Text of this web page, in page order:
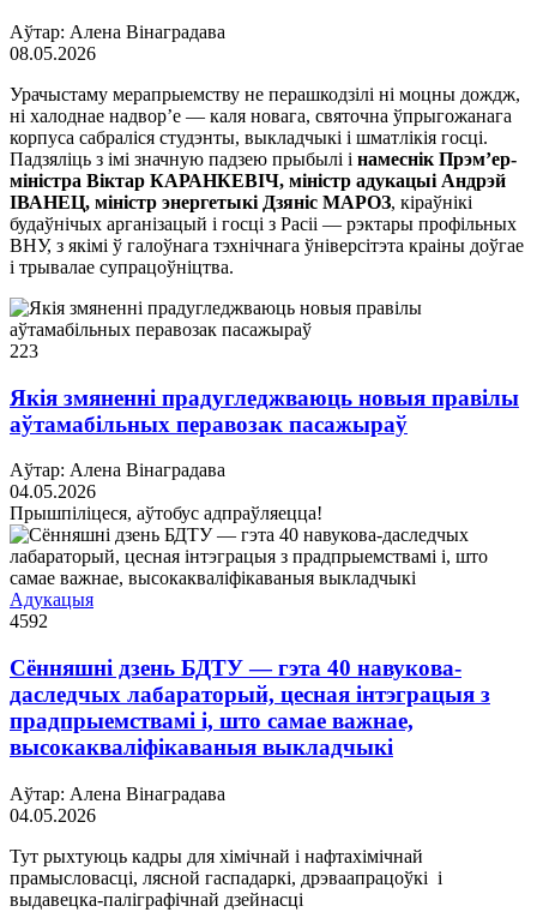
Аўтар: Алена Вінаградава
08.05.2026
Урачыстаму мерапрыемству не перашкодзілі ні моцны дождж,
ні халоднае надвор’е — каля новага, святочна ўпрыгожанага
корпуса сабраліся студэнты, выкладчыкі і шматлікія госці.
Падзяліць з імі значную падзею прыбылі і намеснік Прэм’ер-
міністра Віктар КАРАНКЕВІЧ, міністр адукацыі Андрэй
ІВАНЕЦ, міністр энергетыкі Дзяніс МАРОЗ, кіраўнікі
будаўнічых арганізацый і госці з Расіі — рэктары профільных
ВНУ, з якімі ў галоўнага тэхнічнага ўніверсітэта краіны доўгае
і трывалае супрацоўніцтва.
223
Якія змяненні прадугледжваюць новыя правілы
аўтамабільных перавозак пасажыраў
Аўтар: Алена Вінаградава
04.05.2026
Прышпіліцеся, аўтобус адпраўляецца!
Адукацыя
4592
Сённяшні дзень БДТУ — гэта 40 навукова-
даследчых лабараторый, цесная інтэграцыя з
прадпрыемствамі і, што самае важнае,
высокакваліфікаваныя выкладчыкі
Аўтар: Алена Вінаградава
04.05.2026
Тут рыхтуюць кадры для хімічнай і нафтахімічнай
прамысловасці, лясной гаспадаркі, дрэваапрацоўкі і
выдавецка-паліграфічнай дзейнасці